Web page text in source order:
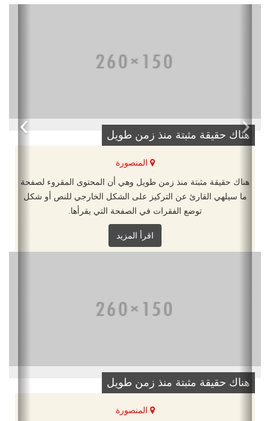
هناك حقيقة مثبتة منذ زمن طويل
المنصورة
هناك حقيقة مثبتة منذ زمن طويل وهي أن المحتوى المقروء لصفحة
ما سيلهي القارئ عن التركيز على الشكل الخارجي للنص أو شكل
توضع الفقرات في الصفحة التي يقرأها.
اقرأ المزيد
هناك حقيقة مثبتة منذ زمن طويل
المنصورة
‹
›